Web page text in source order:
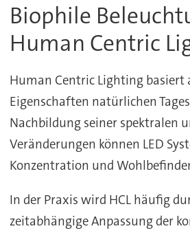
Biophile
Human Centric
Human Centric Lighting basiert
Eigenschaften natürlichen
Nachbildung seiner spektralen
Veränderungen können LED
Konzentration und
In der Praxis wird HCL häufig
zeitabhängige Anpassung der